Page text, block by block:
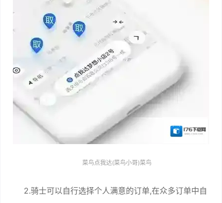
菜鸟点我达(菜鸟小哥)菜鸟
2.骑士可以自行选择个人满意的订单,在众多订单中自